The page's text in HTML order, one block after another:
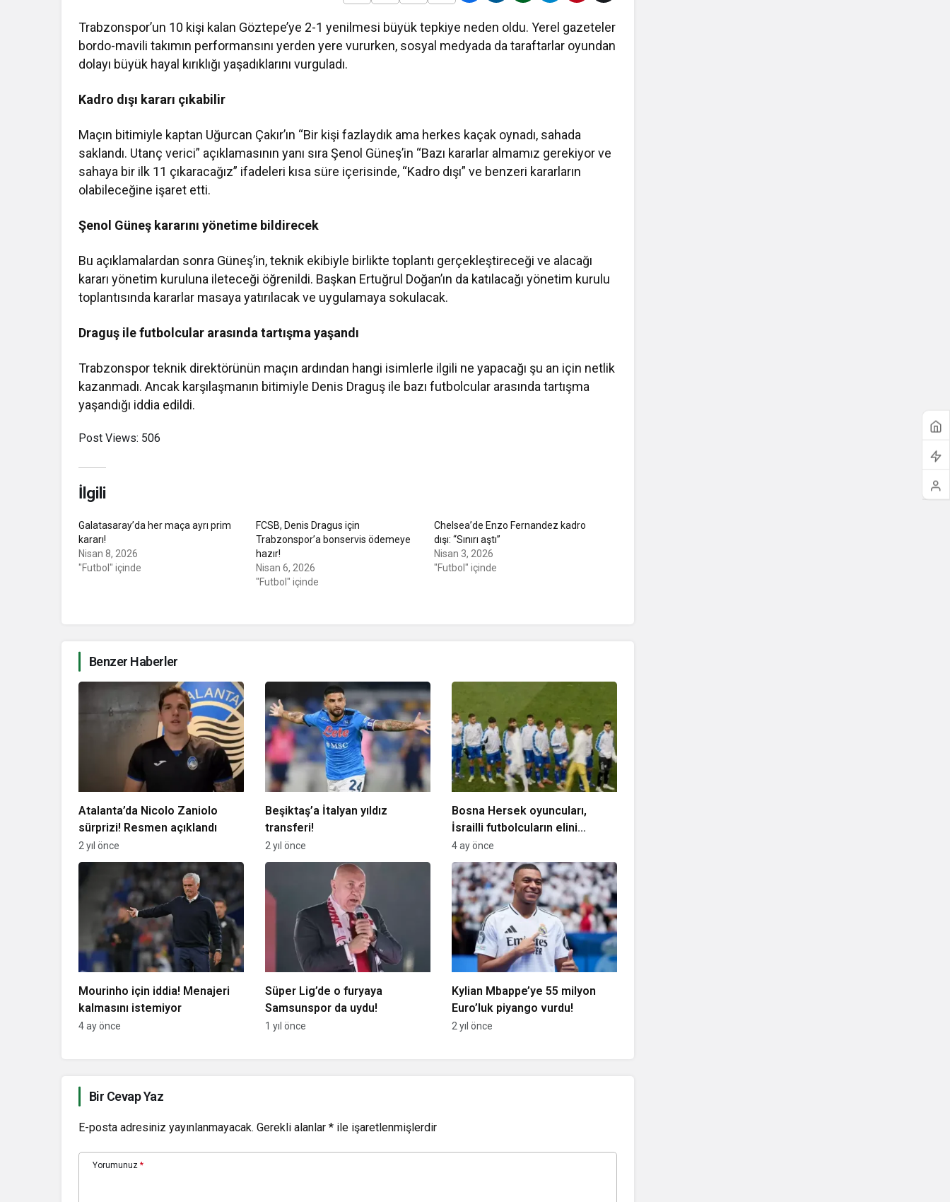
Trabzonspor’un 10 kişi kalan Göztepe’ye 2-1 yenilmesi büyük tepkiye neden oldu. Yerel gazeteler
bordo-mavili takımın performansını yerden yere vururken, sosyal medyada da taraftarlar oyundan
dolayı büyük hayal kırıklığı yaşadıklarını vurguladı.
Kadro dışı kararı çıkabilir
Maçın bitimiyle kaptan Uğurcan Çakır’ın “Bir kişi fazlaydık ama herkes kaçak oynadı, sahada
saklandı. Utanç verici” açıklamasının yanı sıra Şenol Güneş’in “Bazı kararlar almamız gerekiyor ve
sahaya bir ilk 11 çıkaracağız” ifadeleri kısa süre içerisinde, “Kadro dışı” ve benzeri kararların
olabileceğine işaret etti.
Şenol Güneş kararını yönetime bildirecek
Bu açıklamalardan sonra Güneş’in, teknik ekibiyle birlikte toplantı gerçekleştireceği ve alacağı
kararı yönetim kuruluna ileteceği öğrenildi. Başkan Ertuğrul Doğan’ın da katılacağı yönetim kurulu
toplantısında kararlar masaya yatırılacak ve uygulamaya sokulacak.
Draguş ile futbolcular arasında tartışma yaşandı
Trabzonspor teknik direktörünün maçın ardından hangi isimlerle ilgili ne yapacağı şu an için netlik
kazanmadı. Ancak karşılaşmanın bitimiyle Denis Draguş ile bazı futbolcular arasında tartışma
yaşandığı iddia edildi.
Post Views: 506
İlgili
Galatasaray’da her maça ayrı prim
kararı!
Nisan 8, 2026
"Futbol" içinde
FCSB, Denis Dragus için
Trabzonspor’a bonservis ödemeye
hazır!
Nisan 6, 2026
"Futbol" içinde
Chelsea’de Enzo Fernandez kadro
dışı: “Sınırı aştı”
Nisan 3, 2026
"Futbol" içinde
Benzer Haberler
Atalanta’da Nicolo Zaniolo
sürprizi! Resmen açıklandı
2 yıl önce
Beşiktaş’a İtalyan yıldız
transferi!
2 yıl önce
Bosna Hersek oyuncuları,
İsrailli futbolcuların elini
sıkmadı
4 ay önce
Mourinho için iddia! Menajeri
kalmasını istemiyor
4 ay önce
Süper Lig’de o furyaya
Samsunspor da uydu!
1 yıl önce
Kylian Mbappe’ye 55 milyon
Euro’luk piyango vurdu!
2 yıl önce
Bir Cevap Yaz
E-posta adresiniz yayınlanmayacak. Gerekli alanlar * ile işaretlenmişlerdir
Yorumunuz *